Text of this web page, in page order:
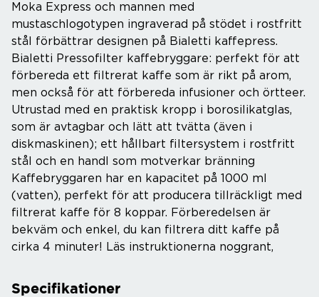
Moka Express och mannen med
mustaschlogotypen ingraverad på stödet i rostfritt
stål förbättrar designen på Bialetti kaffepress.
Bialetti Pressofilter kaffebryggare: perfekt för att
förbereda ett filtrerat kaffe som är rikt på arom,
men också för att förbereda infusioner och örtteer.
Utrustad med en praktisk kropp i borosilikatglas,
som är avtagbar och lätt att tvätta (även i
diskmaskinen); ett hållbart filtersystem i rostfritt
stål och en handl som motverkar bränning
Kaffebryggaren har en kapacitet på 1000 ml
(vatten), perfekt för att producera tillräckligt med
filtrerat kaffe för 8 koppar. Förberedelsen är
bekväm och enkel, du kan filtrera ditt kaffe på
cirka 4 minuter! Läs instruktionerna noggrant,
Specifikationer